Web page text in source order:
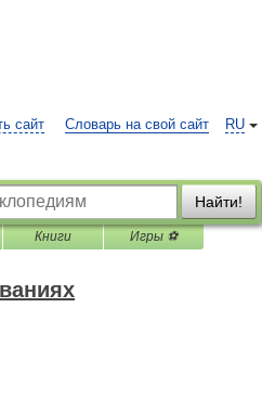
RU
сайт Словарь на свой сайт
Найти!
Книги Игры ⚽